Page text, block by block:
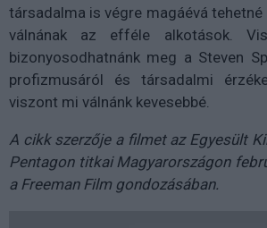
társadalma is végre magáévá
válnának az efféle alkotások.
bizonyosodhatnánk meg a Steven
profizmusáról és társadalmi
viszont mi válnánk kevesebbé.
A cikk szerzője a filmet az Egyesült
Pentagon titkai Magyarországon
a Freeman Film gondozásában.